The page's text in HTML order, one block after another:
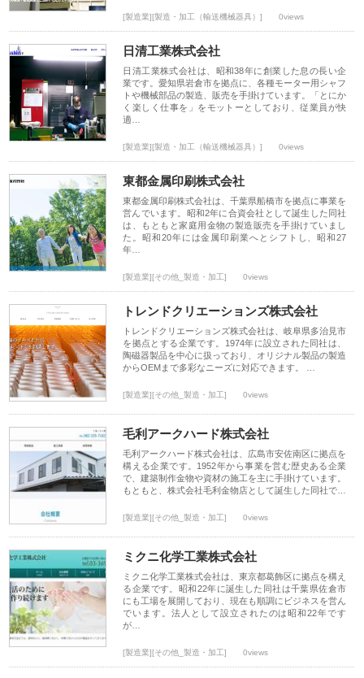
[製造業][製造・加工（輸送機械器具）] 0views
日清工業株式会社
日清工業株式会社は、昭和38年に創業した息の長い企
業です。愛知県岩倉市を拠点に、各種モーター用シャフ
トや機械部品の製造、販売を手掛けています。「とにか
く楽しく仕事を」をモットーとしており、従業員が快
適…
[製造業][製造・加工（輸送機械器具）] 0views
東都金属印刷株式会社
東都金属印刷株式会社は、千葉県船橋市を拠点に事業を
営んでいます。昭和2年に合資会社として誕生した同社
は、もともと家庭用金物の製造販売を手掛けていまし
た。昭和20年には金属印刷業へとシフトし、昭和27
年…
[製造業][その他_製造・加工] 0views
トレンドクリエーションズ株式会社
トレンドクリエーションズ株式会社は、岐阜県多治見市
を拠点とする企業です。1974年に設立された同社は、
陶磁器製品を中心に扱っており、オリジナル製品の製造
からOEMまで多彩なニーズに対応できます。 …
[製造業][その他_製造・加工] 0views
毛利アークハード株式会社
毛利アークハード株式会社は、広島市安佐南区に拠点を
構える企業です。1952年から事業を営む歴史ある企業
で、建築制作金物や資材の施工を主に手掛けています。
もともと、株式会社毛利金物店として誕生した同社で…
[製造業][その他_製造・加工] 0views
ミクニ化学工業株式会社
ミクニ化学工業株式会社は、東京都葛飾区に拠点を構え
る企業です。昭和22年に誕生した同社は千葉県佐倉市
にも工場を展開しており、現在も順調にビジネスを営ん
でいます。法人として設立されたのは昭和22年です
が…
[製造業][その他_製造・加工] 0views